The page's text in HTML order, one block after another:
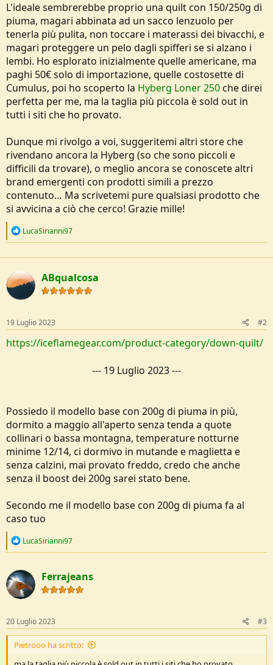
L'ideale sembrerebbe proprio una quilt con 150/250g di
piuma, magari abbinata ad un sacco lenzuolo per
tenerla più pulita, non toccare i materassi dei bivacchi, e
magari proteggere un pelo dagli spifferi se si alzano i
lembi. Ho esplorato inizialmente quelle americane, ma
paghi 50€ solo di importazione, quelle costosette di
Cumulus, poi ho scoperto la Hyberg Loner 250che direi
perfetta per me, ma la taglia più piccola è sold out in
tutti i siti che ho provato.
Dunque mi rivolgo a voi, suggeritemi altri store che
rivendano ancora la Hyberg (so che sono piccoli e
difficili da trovare), o meglio ancora se conoscete altri
brand emergenti con prodotti simili a prezzo
contenuto… Ma scrivetemi pure qualsiasi prodotto che
si avvicina a ciò che cerco! Grazie mille!
R
c
i
o
n
LucaSirianni97
ABqualcosa
19 Luglio 2023 #2
https://iceflamegear.com/product-category/down-quilt/
--- 19 Luglio 2023---
Possiedo il modello base con 200g di piuma in più,
dormito a maggio all'aperto senza tenda a quote
collinari o bassa montagna, temperature notturne
minime 12/14, ci dormivo in mutande e maglietta e
senza calzini, mai provato freddo, credo che anche
senza il boost dei 200g sarei stato bene.
Secondo me il modello base con 200g di piuma fa al
caso tuo
R
c
t
i
o
s
:
LucaSirianni97
Ferrajeans
20 Luglio 2023 #3
Pietrooo ha scritto: